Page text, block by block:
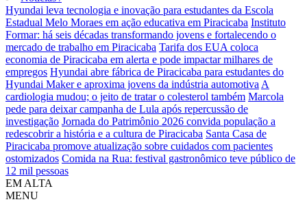
Hyundai leva tecnologia e inovação para estudantes da Escola
Estadual Melo Moraes em ação educativa em Piracicaba Instituto
Formar: há seis décadas transformando jovens e fortalecendo o
mercado de trabalho em Piracicaba Tarifa dos EUA coloca
economia de Piracicaba em alerta e pode impactar milhares de
empregos Hyundai abre fábrica de Piracicaba para estudantes do
Hyundai Maker e aproxima jovens da indústria automotiva A
cardiologia mudou; o jeito de tratar o colesterol também Marcola
pede para deixar campanha de Lula após repercussão de
investigação Jornada do Patrimônio 2026 convida população a
redescobrir a história e a cultura de Piracicaba Santa Casa de
Piracicaba promove atualização sobre cuidados com pacientes
ostomizados Comida na Rua: festival gastronômico teve público de
12 mil pessoas
EM ALTA
MENU